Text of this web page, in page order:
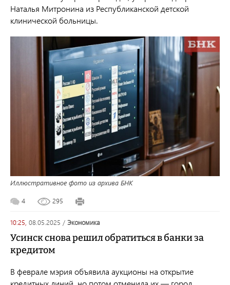
Наталья Митронина из Республиканской детской
клинической больницы.
Иллюстративное фото из архива БНК
4 295
10:25, 08.05.2025 / экономика
Усинск снова решил обратиться в банки за
кредитом
В феврале мэрия объявила аукционы на открытие